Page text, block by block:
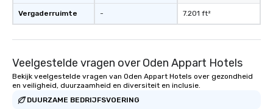
Vergaderruimte - 7.201 ft²
Veelgestelde vragen over Oden Appart Hotels
Bekijk veelgestelde vragen van Oden Appart Hotels over gezondheid
en veiligheid, duurzaamheid en diversiteit en inclusie.
DUURZAME BEDRIJFSVOERING